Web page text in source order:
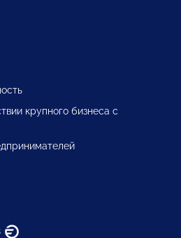
крупного бизнеса с